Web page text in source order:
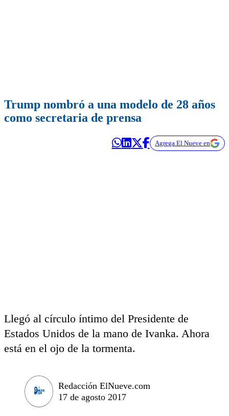
Trump nombró a una modelo de 28 años
como secretaria de prensa
Agrega El Nueve en
Llegó al círculo íntimo del Presidente de
Estados Unidos de la mano de Ivanka. Ahora
está en el ojo de la tormenta.
Redacción ElNueve.com
17 de agosto 2017